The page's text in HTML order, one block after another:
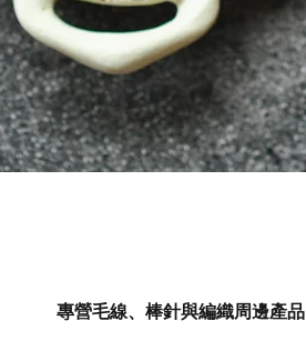
專營毛線、棒針與編織周邊產品